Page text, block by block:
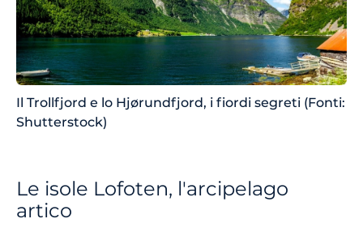
Il Trollfjord e lo Hjørundfjord, i fiordi segreti (Fonti:
Shutterstock)
Le isole Lofoten, l'arcipelago
artico